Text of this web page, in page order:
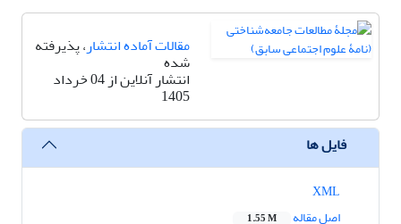
مقالات آماده انتشار، پذیرفته
شده
انتشار آنلاین از 04 خرداد
1405
فایل ها
اصل مقاله
1.55 M